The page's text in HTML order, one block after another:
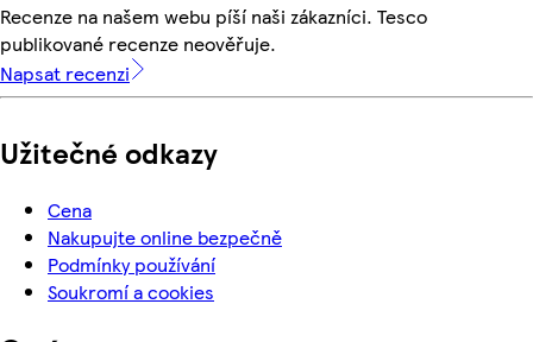
Recenze na našem webu píší naši zákazníci. Tesco
publikované recenze neověřuje.
Napsat recenzi
Užitečné odkazy
Cena
Nakupujte online bezpečně
Podmínky používání
Soukromí a cookies